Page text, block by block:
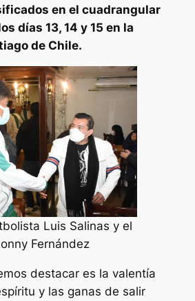
en el cuadrangular
días 13, 14 y 15 en la
de Chile.
Luis Salinas y el
Fernández
destacar es la valentía
y las ganas de salir